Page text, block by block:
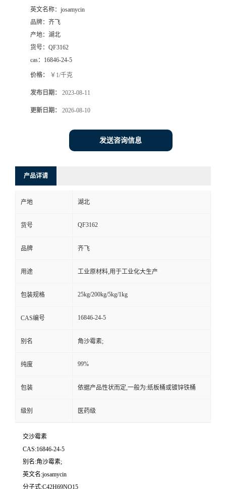
式
英文名称： josamycin
品牌： 齐飞
产地： 湖北
货号： QF3162
cas： 16846-24-5
价格： ￥1/千克
发布日期： 2023-08-11
更新日期： 2026-08-10
发送咨询信息
产品详请
产地 湖北
货号 QF3162
品牌 齐飞
用途 工业原材料,用于工业化大生产
包装规格 25kg/200kg/5kg/1kg
CAS编号 16846-24-5
别名 角沙霉素;
纯度 99%
包装 依据产品性状而定,一般为:纸板桶或镀锌铁桶
级别 医药级
交沙霉素
CAS:16846-24-5
别名:角沙霉素;
英文名:josamycin
分子式:C42H69NO15